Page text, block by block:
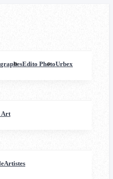
Edito PhotoUrbex
Art
Artistes